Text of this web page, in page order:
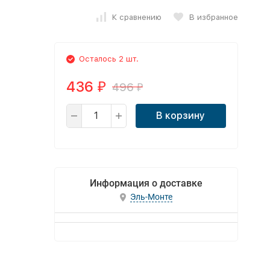
К сравнению В избранное
Осталось 2 шт.
436 ₽ 496₽
В корзину
Информация о доставке
Эль-Монте